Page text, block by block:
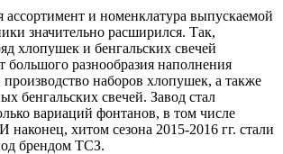
ассортимент и номенклатура выпускаемой
значительно расширился. Так,
хлопушек и бенгальских свечей
большого разнообразия наполнения
наборов хлопушек, а также
бенгальских свечей. Завод стал
вариаций фонтанов, в том числе
наконец, хитом сезона 2015-2016 гг. стали
брендом ТСЗ.